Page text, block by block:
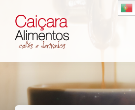
Locação e vendas de máquinas de café
Insumos para máquinas de café
Manutenção e oficina